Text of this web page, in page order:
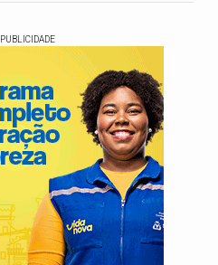
PUBLICIDADE